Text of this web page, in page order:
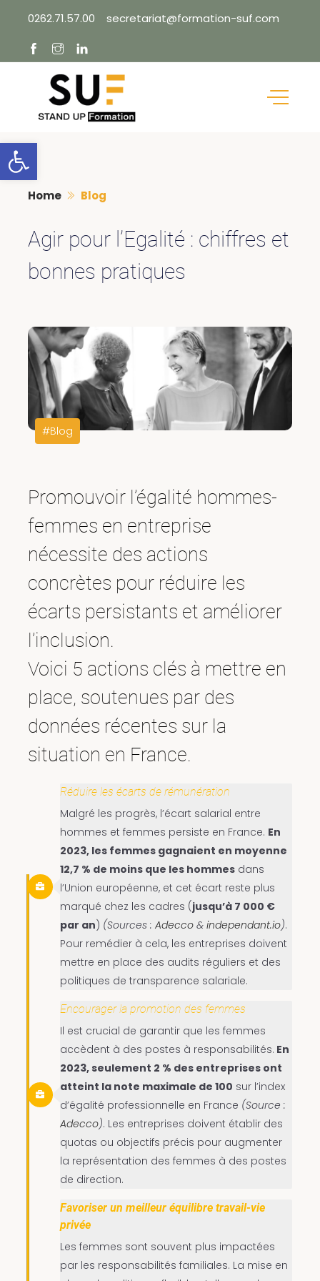
Ouvrir la barre d’outils
content
0262.71.57.00 secretariat@formation-suf.com
Home Blog
Agir pour l’Egalité : chiffres et
bonnes pratiques
#Blog
Promouvoir l’égalité hommes-
femmes en entreprise
nécessite des actions
concrètes pour réduire les
écarts persistants et améliorer
l’inclusion.
Voici 5 actions clés à mettre en
place, soutenues par des
données récentes sur la
situation en France.
Réduire les écarts de rémunération
Malgré les progrès, l’écart salarial entre
hommes et femmes persiste en France. En
2023, les femmes gagnaient en moyenne
12,7 % de moins que les hommesdans
l’Union européenne, et cet écart reste plus
marqué chez les cadres (jusqu’à 7 000 €
par an)​ (Sources : Adecco& independant.io).
Pour remédier à cela, les entreprises doivent
mettre en place des audits réguliers et des
politiques de transparence salariale.
Encourager la promotion des femmes
Il est crucial de garantir que les femmes
accèdent à des postes à responsabilités. En
2023, seulement 2 % des entreprises ont
atteint la note maximale de 100 sur l’index
d’égalité professionnelle en France ​ (Source :
Adecco). Les entreprises doivent établir des
quotas ou objectifs précis pour augmenter
la représentation des femmes à des postes
de direction.
Favoriser un meilleur équilibre travail-vie
privée
Les femmes sont souvent plus impactées
par les responsabilités familiales. La mise en